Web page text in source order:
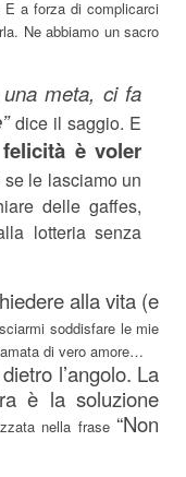
E a forza di complicarci
Ne abbiamo un sacro
meta, ci fa
dice il saggio. E
è voler
le lasciamo un
delle gaffes,
lotteria senza
alla vita (e
soddisfare le mie
di vero amore…
l’angolo. La
è la soluzione
nella frase “Non